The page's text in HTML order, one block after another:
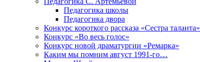
Педагогика школы
Педагогика двора
Конкурс короткого рассказа «Сестра таланта»
Конкурс «Во весь голос»
Конкурс новой драматургии «Ремарка»
Каким мы помним август 1991-го…